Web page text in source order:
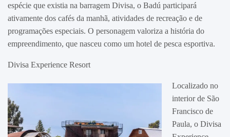
espécie que existia na barragem Divisa, o Badú participará
ativamente dos cafés da manhã, atividades de recreação e de
programações especiais. O personagem valoriza a história do
empreendimento, que nasceu como um hotel de pesca esportiva.
Divisa Experience Resort
Localizado no
interior de São
Francisco de
Paula, o Divisa